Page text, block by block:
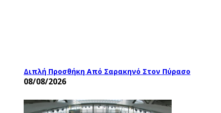
Διπλή Προσθήκη Από Σαρακηνό Στον Πύρασο
08/08/2026